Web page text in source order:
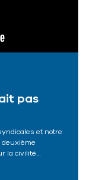
pas
et notre
deuxième
la civilité…